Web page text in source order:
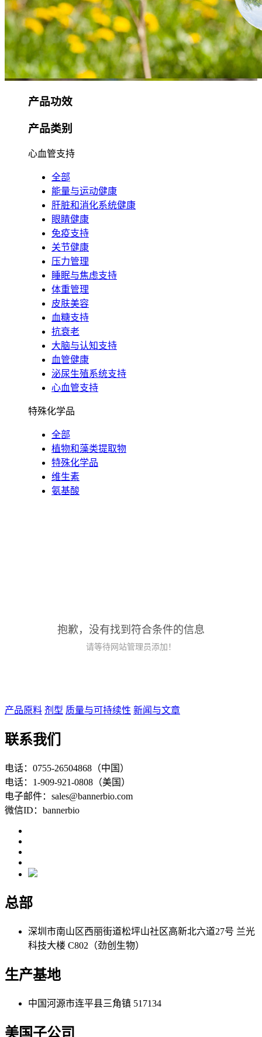
产品功效
产品类别
心血管支持
全部
能量与运动健康
肝脏和消化系统健康
眼睛健康
免疫支持
关节健康
压力管理
睡眠与焦虑支持
体重管理
皮肤美容
血糖支持
抗衰老
大脑与认知支持
血管健康
泌尿生殖系统支持
心血管支持
特殊化学品
全部
植物和藻类提取物
特殊化学品
维生素
氨基酸
抱歉，没有找到符合条件的信息
请等待网站管理员添加！
产品原料 剂型 质量与可持续性 新闻与文章
联系我们
电话：0755-26504868（中国）
电话：1-909-921-0808（美国）
电子邮件：sales@bannerbio.com
微信ID：bannerbio
总部
深圳市南山区西丽街道松坪山社区高新北六道27号 兰光
科技大楼 C802（劲创生物）
生产基地
中国河源市连平县三角镇 517134
美国子公司